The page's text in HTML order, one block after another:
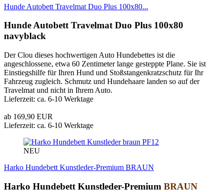
Hunde Autobett Travelmat Duo Plus 100x80...
Hunde Autobett Travelmat Duo Plus 100x80
navyblack
Der Clou dieses hochwertigen Auto Hundebettes ist die
angeschlossene, etwa 60 Zentimeter lange gesteppte Plane. Sie ist
Einstiegshilfe für Ihren Hund und Stoßstangenkratzschutz für Ihr
Fahrzeug zugleich. Schmutz und Hundehaare landen so auf der
Travelmat und nicht in Ihrem Auto.
Lieferzeit: ca. 6-10 Werktage
ab 169,90 EUR
Lieferzeit: ca. 6-10 Werktage
PF12
NEU
Harko Hundebett Kunstleder-Premium BRAUN
Harko Hundebett Kunstleder-Premium BRAUN